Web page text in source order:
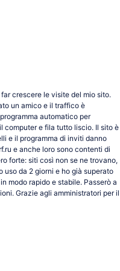
crescere le visite del mio sito.
un amico e il traffico è
automatico per
computer e fila tutto liscio. Il sito è
e il programma di inviti danno
e anche loro sono contenti di
forte: siti così non se ne trovano,
uso da 2 giorni e ho già superato
modo rapido e stabile. Passerò a
Grazie agli amministratori per il